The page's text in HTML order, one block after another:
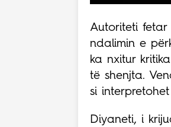
Autoriteti
ndalimin e
ka nxitur
të shenjta.
si
Diyaneti, i